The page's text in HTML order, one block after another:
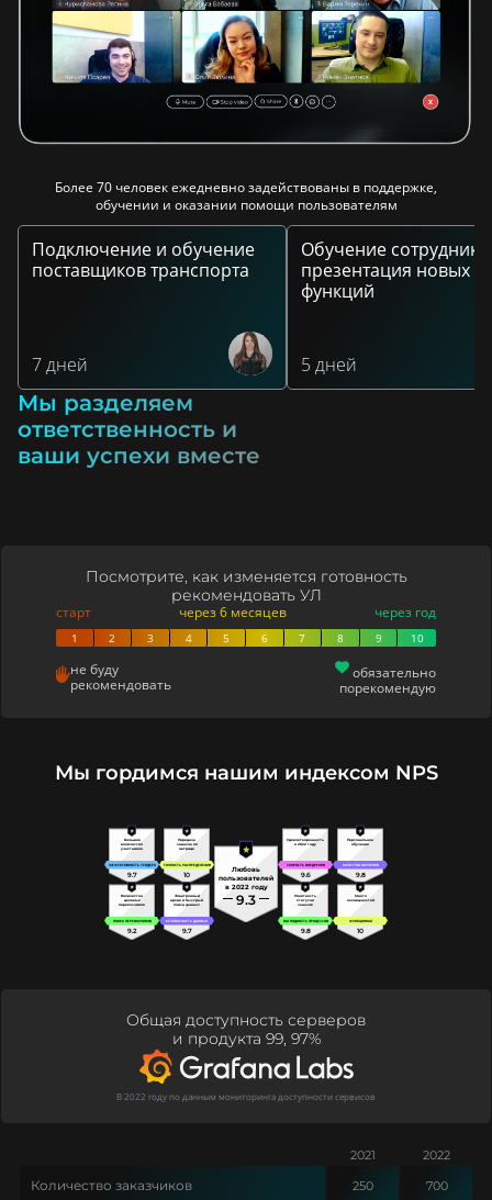
Более 70 человек ежедневно задействованы в поддержке,
обучении и оказании помощи пользователям
Подключение и обучение
поставщиков транспорта
7 дней
Обучение
презентация новых
функций
5 дней
Мы разделяем
ответственность и
ваши успехи вместе
Мы гордимся нашим индексом NPS
Большое
количество
участников
9.7
ЭФФЕКТИВНОСТЬ ТЕНДЕРА
Передача
заказов по
матрице
10
ТОЧНОСТЬ РАСПРЕДЕЛЕНИЯ
Количество
целевых
перевозчиков
9.2
ПОИСК ПЕРЕВОЗЧИКОВ
Электронный
архив и быстрый
поиск данных
9.7
БЕЗОПАСНОСТЬ ДАННЫХ
Любовь
пользователей
в 2022 году
9.3
Удовлетворенность
в 2022 году
9.6
СКОРОСТЬ ВНЕДРЕНИЯ
Персональное
обучение
9.8
КАЧЕСТВО ОБУЧЕНИЯ
Понятность
статусов
заказов
9.8
НАГЛЯДНОСТЬ ПРОЦЕССОВ
Много
возможностей
10
ФУНКЦИОНАЛ
2021 2022
Количество заказчиков 250 700
Посмотрите, как изменяется готовность
рекомендовать УЛ
старт через 6 месяцев через год
1 2 3 4 5 6 7 8 9 10
не буду
рекомендовать
обязательно
порекомендую
Общая доступность серверов
и продукта 99, 97%
В 2022 году по данным мониторинга доступности сервисов